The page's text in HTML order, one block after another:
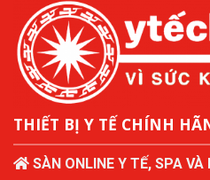
THIẾT BỊ Y TẾ CHÍNH
SÀN ONLINE Y TẾ, SPA VÀ